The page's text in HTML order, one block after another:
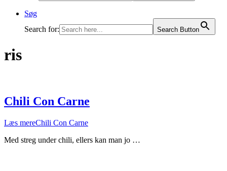
Søg
Search for:
Search Button
ris
Chili Con Carne
Læs mereChili Con Carne
Med streg under chili, ellers kan man jo …